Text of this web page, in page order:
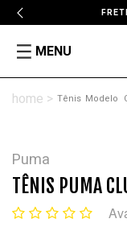
MENU
Tênis Modelo
Puma
TÊNIS PUMA